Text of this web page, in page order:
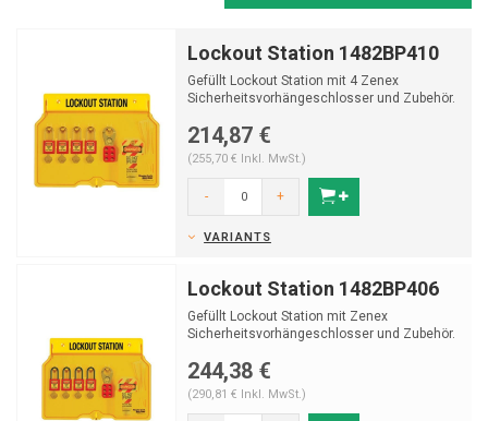
Lockout Station 1482BP410
Gefüllt Lockout Station mit 4 Zenex
Sicherheitsvorhängeschlosser und Zubehör.
214,87 €
(255,70 € Inkl. MwSt.)
- +
VARIANTS
Lockout Station 1482BP406
Gefüllt Lockout Station mit Zenex
Sicherheitsvorhängeschlosser und Zubehör.
244,38 €
(290,81 € Inkl. MwSt.)